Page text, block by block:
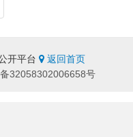
开平台
返回首页
32058302006658号